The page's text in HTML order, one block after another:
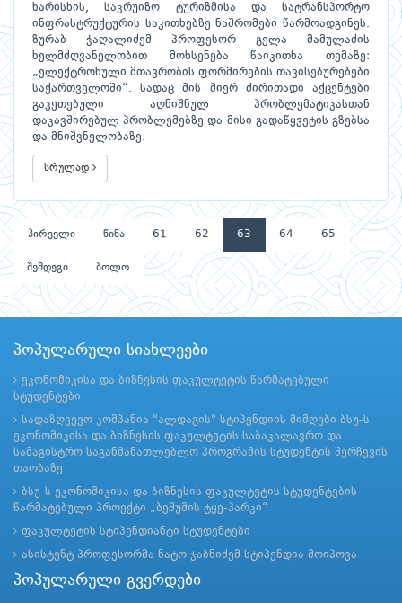
ხარისხის, საკრუიზო ტურიზმისა და სატრანსპორტო
ინფრასტრუქტურის საკითხებზე ნაშრომები წარმოადგინეს.
ზურაბ ჭაღალიძემ პროფესორ გელა მამულაძის
ხელმძღვანელობით მოხსენება წაიკითხა თემაზე:
„ელექტრონული მთავრობის ფორმირების თავისებურებები
საქართველოში“. სადაც მის მიერ ძირითადი აქცენტები
გაკეთებული აღნიშნულ პრობლემატიკასთან
დაკავშირებულ პრობლემებზე და მისი გადაწყვეტის გზებსა
და მნიშვნელობაზე.
სრულად
პირველი წინა 61 62 63 64 65
შემდეგი ბოლო
პოპულარული სიახლეები
ეკონომიკისა და ბიზნესის ფაკულტეტის წარმატებული
სტუდენტები
სადაზღვევო კომპანია "ალდაგის" სტიპენდიის მიმღები ბსუ-ს
ეკონომიკისა და ბიზნესის ფაკულტეტის საბაკალავრო და
სამაგისტრო საგანმანათლებლო პროგრამის სტუდენტის შერჩევის
თაობაზე
ბსუ-ს ეკონომიკისა და ბიზნესის ფაკულტეტის სტუდენტების
წარმატებული პროექტი „ბეშუმის ტყე-პარკი“
ფაკულტეტის სტიპენდიანტი სტუდენტები
ასისტენტ პროფესორმა ნატო ჯაბნიძემ სტიპენდია მოიპოვა
პოპულარული გვერდები